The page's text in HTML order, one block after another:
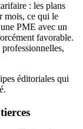
: les plans
mois, ce qui le
PME avec un
favorable.
éditoriales qui